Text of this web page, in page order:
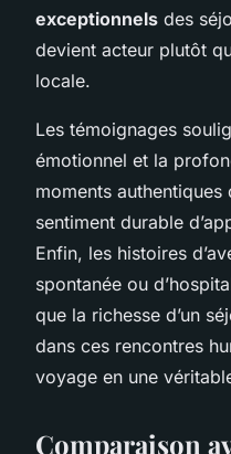
exceptionnels des
devient acteur plutôt
locale.
Les témoignages
émotionnel et la
moments
sentiment durable
Enfin, les histoires
spontanée ou
que la richesse d’un
dans ces rencontres
voyage en une
Comparaison